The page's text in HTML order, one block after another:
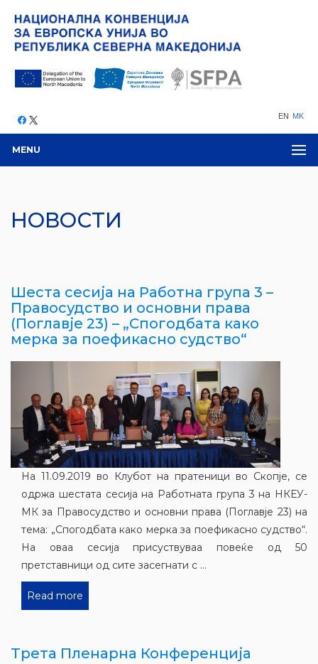
EN MK
MENU
НОВОСТИ
Шеста сесија на Работна група 3 –
Правосудство и основни права
(Поглавје 23) – „Спогодбата како
мерка за поефикасно судство“
На 11.09.2019 во Клубот на пратеници во Скопје, се
одржа шестата сесија на Работната група 3 на НКЕУ-
МК за Правосудство и основни права (Поглавје 23) на
тема: „Спогодбата како мерка за поефикасно судство“.
На оваа сесија присуствуваа повеќе од 50
претставници од сите засегнати с ...
Read more
Трета Пленарна Конференција